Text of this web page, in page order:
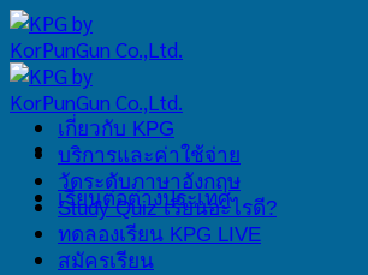
Skip
to
content
เรียนต่อต่างประเทศ
เกี่ยวกับ KPG
บริการและค่าใช้จ่าย
วัดระดับภาษาอังกฤษ
Study Quiz เรียนอะไรดี?
ทดลองเรียน KPG LIVE
สมัครเรียน